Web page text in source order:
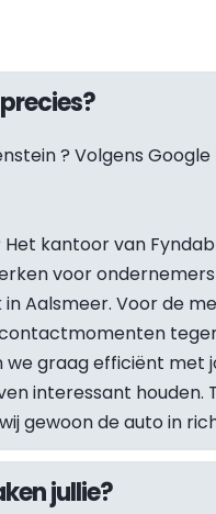
? Volgens
kantoor van
voor
Aalsmeer. Voor de
we graag efficiënt met
interessant houden.
gewoon de auto in
jullie?